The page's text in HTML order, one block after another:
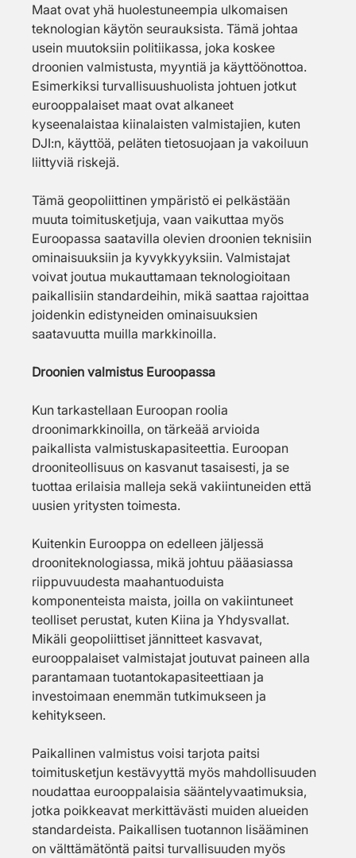
Maat ovat yhä huolestuneempia ulkomaisen
teknologian käytön seurauksista. Tämä johtaa
usein muutoksiin politiikassa, joka koskee
droonien valmistusta, myyntiä ja käyttöönottoa.
Esimerkiksi turvallisuushuolista johtuen jotkut
eurooppalaiset maat ovat alkaneet
kyseenalaistaa kiinalaisten valmistajien, kuten
DJI:n, käyttöä, peläten tietosuojaan ja vakoiluun
liittyviä riskejä.
Tämä geopoliittinen ympäristö ei pelkästään
muuta toimitusketjuja, vaan vaikuttaa myös
Euroopassa saatavilla olevien droonien teknisiin
ominaisuuksiin ja kyvykkyyksiin. Valmistajat
voivat joutua mukauttamaan teknologioitaan
paikallisiin standardeihin, mikä saattaa rajoittaa
joidenkin edistyneiden ominaisuuksien
saatavuutta muilla markkinoilla.
Droonien valmistus Euroopassa
Kun tarkastellaan Euroopan roolia
droonimarkkinoilla, on tärkeää arvioida
paikallista valmistuskapasiteettia. Euroopan
drooniteollisuus on kasvanut tasaisesti, ja se
tuottaa erilaisia malleja sekä vakiintuneiden että
uusien yritysten toimesta.
Kuitenkin Eurooppa on edelleen jäljessä
drooniteknologiassa, mikä johtuu pääasiassa
riippuvuudesta maahantuoduista
komponenteista maista, joilla on vakiintuneet
teolliset perustat, kuten Kiina ja Yhdysvallat.
Mikäli geopoliittiset jännitteet kasvavat,
eurooppalaiset valmistajat joutuvat paineen alla
parantamaan tuotantokapasiteettiaan ja
investoimaan enemmän tutkimukseen ja
kehitykseen.
Paikallinen valmistus voisi tarjota paitsi
toimitusketjun kestävyyttä myös mahdollisuuden
noudattaa eurooppalaisia sääntelyvaatimuksia,
jotka poikkeavat merkittävästi muiden alueiden
standardeista. Paikallisen tuotannon lisääminen
on välttämätöntä paitsi turvallisuuden myös